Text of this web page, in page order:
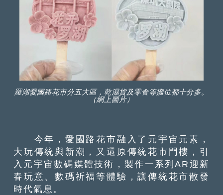
羅湖愛國路花市分五大區，乾濕貨及零食等攤位都十分多。
（網上圖片）
今年，愛國路花市融入了元宇宙元素，
大玩傳統與新潮，又還原傳統花市門樓，引
入元宇宙數碼媒體技術，製作一系列AR迎新
春玩意、數碼祈福等體驗，讓傳統花市散發
時代氣息。